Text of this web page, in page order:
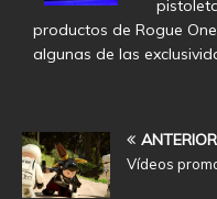
productos de Rogue
algunas de las
ANTERIOR
Vídeos